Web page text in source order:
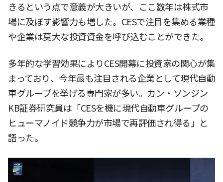
きるという点で意義が大きいが、ここ数年は株式市
場に及ぼす影響力も増した。CESで注目を集める業種
や企業は莫大な投資資金を呼び込むことができた。
多年的な学習効果によりCES開幕に投資家の関心が集
まっており、今年最も注目される企業として現代自動
車グループを挙げる専門家が多い。カン・ソンジン
KB証券研究員は「CESを機に現代自動車グループの
ヒューマノイド競争力が市場で再評価され得る」と
語った。